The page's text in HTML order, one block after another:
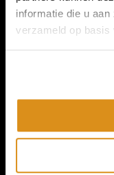
informatie die u
verzameld op basis
Informatie
Solar modules